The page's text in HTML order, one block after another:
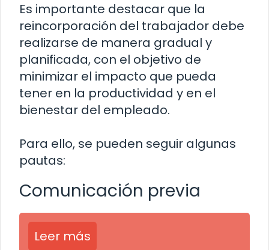
Es importante destacar que la
reincorporación del trabajador debe
realizarse de manera gradual y
planificada, con el objetivo de
minimizar el impacto que pueda
tener en la productividad y en el
bienestar del empleado.
Para ello, se pueden seguir algunas
pautas:
Comunicación previa
Leer más